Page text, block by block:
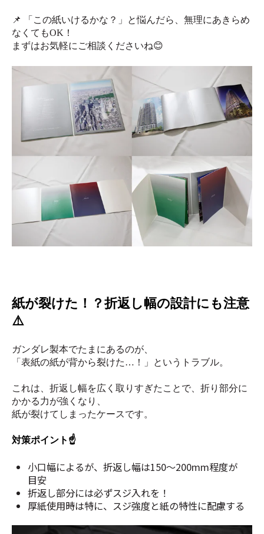
📌 「この紙いけるかな？」と悩んだら、無理にあきらめ
なくてもOK！
まずはお気軽にご相談くださいね😊
紙が裂けた！？折返し幅の設計にも注意
⚠️
ガンダレ製本でたまにあるのが、
「表紙の紙が背から裂けた…！」というトラブル。
これは、折返し幅を広く取りすぎたことで、折り部分に
かかる力が強くなり、
紙が裂けてしまったケースです。
対策ポイント☝️
小口幅によるが、折返し幅は150〜200mm程度が
目安
折返し部分には必ずスジ入れを！
厚紙使用時は特に、スジ強度と紙の特性に配慮する